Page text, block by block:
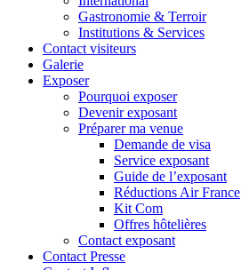
Gastronomie & Terroir
Institutions & Services
Contact visiteurs
Galerie
Exposer
Pourquoi exposer
Devenir exposant
Préparer ma venue
Demande de visa
Service exposant
Guide de l’exposant
Réductions Air France
Kit Com
Offres hôtelières
Contact exposant
Contact Presse